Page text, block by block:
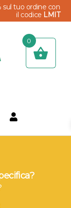
sul tuo ordine con
il codice LMIT
0